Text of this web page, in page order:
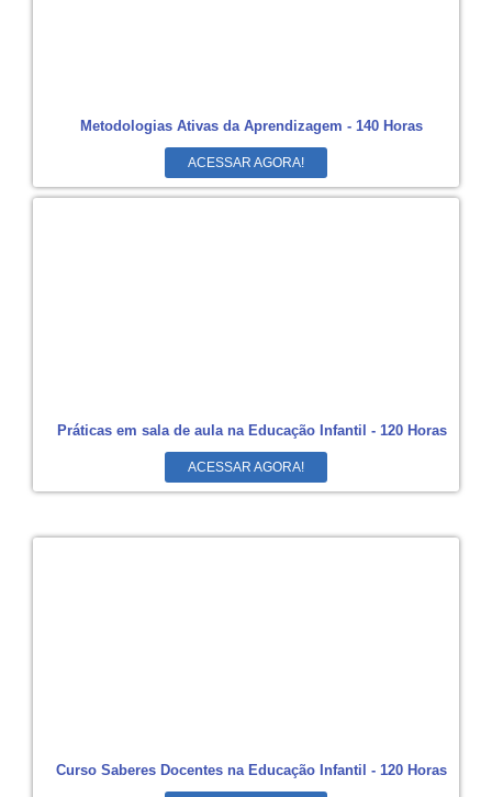
Metodologias Ativas da Aprendizagem - 140 Horas
ACESSAR AGORA!
Práticas em sala de aula na Educação Infantil - 120 Horas
ACESSAR AGORA!
Curso Saberes Docentes na Educação Infantil - 120 Horas